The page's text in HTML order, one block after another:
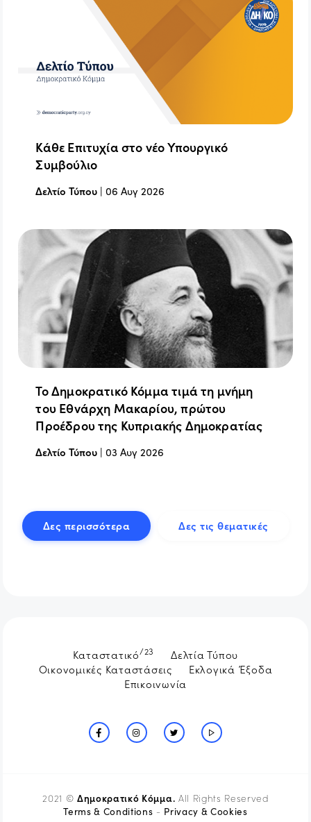
Κάθε Επιτυχία στο νέο Υπουργικό
Συμβούλιο
Δελτίο Τύπου |06 Αυγ 2026
Το Δημοκρατικό Κόμμα τιμά τη μνήμη
του Εθνάρχη Μακαρίου, πρώτου
Προέδρου της Κυπριακής Δημοκρατίας
Δελτίο Τύπου |03 Αυγ 2026
Δες περισσότερα Δες τις θεματικές
Καταστατικό/23
Δελτία Τύπου
Οικονομικές Καταστάσεις
Εκλογικά Έξοδα
Επικοινωνία
2021 ©Δημοκρατικό Κόμμα. All Rights Reserved
Terms & Conditions - Privacy & Cookies